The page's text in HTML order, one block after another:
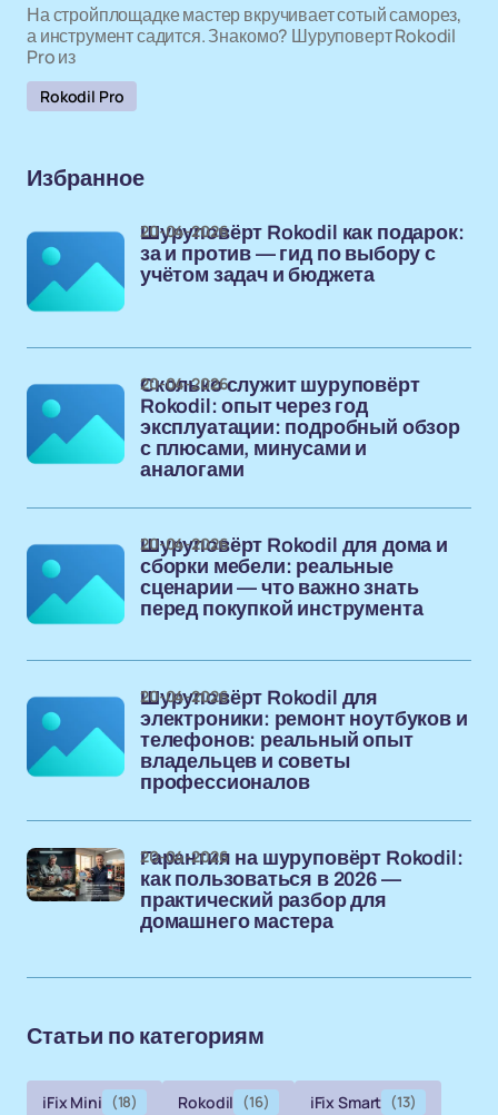
На стройплощадке мастер вкручивает сотый саморез,
а инструмент садится. Знакомо? Шуруповерт Rokodil
Pro из
Rokodil Pro
Избранное
Шуруповёрт Rokodil как подарок:
за и против — гид по выбору с
учётом задач и бюджета
20-04-2026
Сколько служит шуруповёрт
Rokodil: опыт через год
эксплуатации: подробный обзор
с плюсами, минусами и
аналогами
20-04-2026
Шуруповёрт Rokodil для дома и
сборки мебели: реальные
сценарии — что важно знать
перед покупкой инструмента
20-04-2026
Шуруповёрт Rokodil для
электроники: ремонт ноутбуков и
телефонов: реальный опыт
владельцев и советы
профессионалов
20-04-2026
Гарантия на шуруповёрт Rokodil:
как пользоваться в 2026 —
практический разбор для
домашнего мастера
20-04-2026
Статьи по категориям
iFix Mini (18) Rokodil (16) iFix Smart (13)